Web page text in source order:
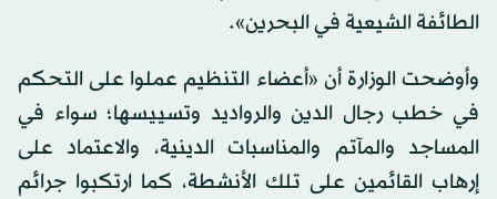
الطائفة الشيعية في البحرين».
وأوضحت الوزارة أن «أعضاء التنظيم عملوا على التحكم
في خطب رجال الدين والرواديد وتسييسها؛ سواء في
المساجد والمآتم والمناسبات الدينية، والاعتماد على
إرهاب القائمين على تلك الأنشطة، كما ارتكبوا جرائم